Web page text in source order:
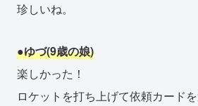
珍しいね。
●ゆづ(9歳の娘)
楽しかった！
ロケットを打ち上げて依頼カード